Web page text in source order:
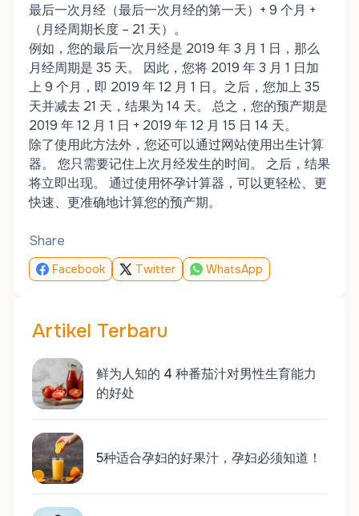
最后一次月经（最后一次月经的第一天）+ 9 个月 +
（月经周期长度 – 21 天）。
例如，您的最后一次月经是 2019 年 3 月 1 日，那么
月经周期是 35 天。 因此，您将 2019 年 3 月 1 日加
上 9 个月，即 2019 年 12 月 1 日。之后，您加上 35
天并减去 21 天，结果为 14 天。 总之，您的预产期是
2019 年 12 月 1 日 + 2019 年 12 月 15 日 14 天。
除了使用此方法外，您还可以通过网站使用出生计算
器。 您只需要记住上次月经发生的时间。 之后，结果
将立即出现。 通过使用怀孕计算器，可以更轻松、更
快速、更准确地计算您的预产期。
Share
Facebook Twitter WhatsApp
Artikel Terbaru
鲜为人知的 4 种番茄汁对男性生育能力
的好处
5种适合孕妇的好果汁，孕妇必须知道！